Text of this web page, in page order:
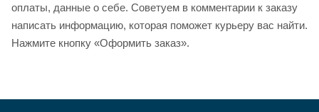
оплаты, данные о себе. Советуем в комментарии к заказу
написать информацию, которая поможет курьеру вас найти.
Нажмите кнопку «Оформить заказ».